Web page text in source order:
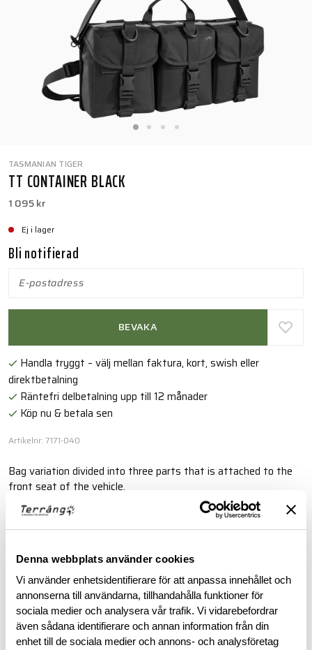
Denna webbplats använder cookies
Vi använder enhetsidentifierare för att anpassa innehållet och
annonserna till användarna, tillhandahålla funktioner för
sociala medier och analysera vår trafik. Vi vidarebefordrar
även sådana identifierare och annan information från din
enhet till de sociala medier och annons- och analysföretag
TASMANIAN TIGER
TT CONTAINER BLACK
1 095 kr
Ej i lager
Bli notifierad
BEVAKA
Handla tryggt – välj mellan faktura, kort, swish eller
direktbetalning
Räntefri delbetalning upp till 12 månader
Köp nu & betala sen
Artikelnr: 7171-040
Bag variation divided into three parts that is attached to the
front seat of the vehicle.
Läs mer
BESKRIVNING
RECENSIONER